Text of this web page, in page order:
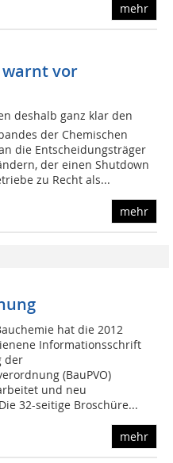
mehr
warnt vor
deshalb ganz klar den
der Chemischen
die Entscheidungsträger
der einen Shutdown
zu Recht als...
mehr
hat die 2012
Informationsschrift
der
(BauPVO)
und neu
32-seitige Broschüre...
mehr